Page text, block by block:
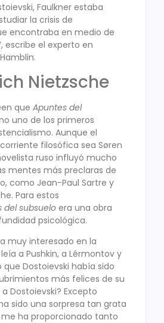
Faulkner estaba
la crisis de
encontraba en medio de
escribe el experto en
Nietzsche
que Apuntes del
uno de los primeros
Aunque el
filosófica sea Søren
ruso influyó mucho
mentes más preclaras de
como Jean-Paul Sartre y
Para estos
del subsuelo era una obra
psicológica.
muy interesado en la
a Pushkin, a Lérmontov y
que Dostoievski había sido
más felices de su
Dostoievski? Excepto
sido una sorpresa tan grata
ha proporcionado tanto